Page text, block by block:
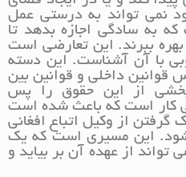
نمی تواند به درستی عمل
به سادگی اجازه بدهد تا
بهره ببرند. این تعارضی است
با آن آشناست. این دسته
قوانین داخلی و قوانین بین
از این حقوق را پس
کار است که باعث شده است
از وکیل اتباع افغانی
شود. این مسیری است که یک
تواند از عهده آن بر بیاید و